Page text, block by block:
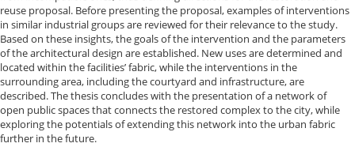
reuse proposal. Before presenting the proposal, examples of interventions
in similar industrial groups are reviewed for their relevance to the study.
Based on these insights, the goals of the intervention and the parameters
of the architectural design are established. New uses are determined and
located within the facilities’ fabric, while the interventions in the
surrounding area, including the courtyard and infrastructure, are
described. The thesis concludes with the presentation of a network of
open public spaces that connects the restored complex to the city, while
exploring the potentials of extending this network into the urban fabric
further in the future.